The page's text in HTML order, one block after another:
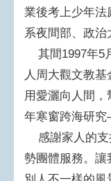
業後考上少年
系夜間部、政
其間1997年5
人周大觀文教基
用愛灑向人間
年寒窗跨海研
感謝家人的支
勢團體服務。讓